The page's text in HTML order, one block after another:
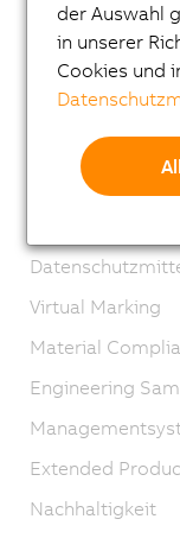
Lehre
Standorte
Kontakt
Impressum
Virtual Marking
Material
Engineering
Extended
Nachhaltigkeit
der Auswahl
in unserer
Cookies und